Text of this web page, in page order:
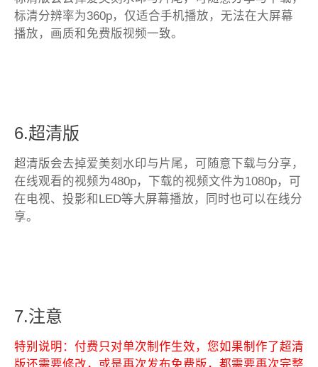
标清分辨率为360p，仅适合手机播放，无法在大屏幕
播放，画质和免费版视频一致。
6.超清版
超清版会去掉爱美刻水印与片尾，可随意下载与分享，
在线观看的视频为480p，下载的视频文件为1080p，可
在电视、投影和LED等大屏幕播放，同时也可以在线分
享。
7.注意
特别说明：付费只对单次制作生效，您如果制作了超清
版还需要修改，或是再次发布免费版，都需要再次完整